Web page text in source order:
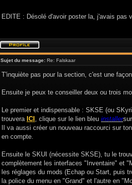
EDITE : Désolé d'avoir poster la, j'avais pas
Sujet du message: Re: Falskaar
T'inquiète pas pour la section, c'est une
Ensuite je peux te conseiller deux ou trois
Le premier et indispensable : SKSE (ou
trouvera ICI , clique sur le lien bleu installer
Il va aussi créer un nouveau raccourci sur
en compte.
Ensuite le SKUI (nécessite SKSE), tu le
complètement les interfaces "Inventaire" et
les réglages du mods (Echap ou Start, puis
la police du menu en "Grand" et l'autre en